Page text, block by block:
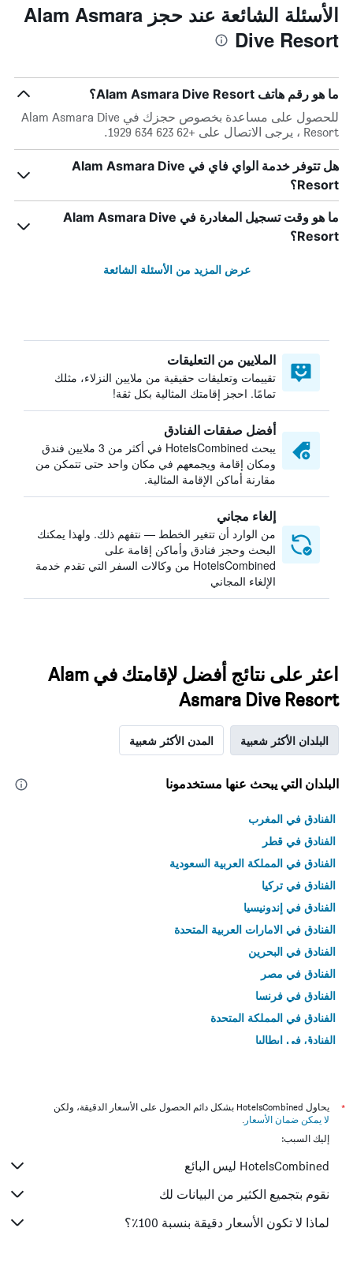
الأسئلة الشائعة عند حجز Alam Asmara
Dive Resort
ما هو رقم هاتف Alam Asmara Dive Resort؟
للحصول على مساعدة بخصوص حجزك في Alam Asmara Dive
Resort ، يرجى الاتصال على +62 623 634 1929.
هل تتوفر خدمة الواي فاي في Alam Asmara Dive
Resort؟
ما هو وقت تسجيل المغادرة في Alam Asmara Dive
Resort؟
عرض المزيد من الأسئلة الشائعة
الملايين من التعليقات
تقييمات وتعليقات حقيقية من ملايين النزلاء، مثلك
تمامًا. احجز إقامتك المثالية بكل ثقة!
أفضل صفقات الفنادق
يبحث HotelsCombined في أكثر من 3 ملايين فندق
ومكان إقامة ويجمعهم في مكان واحد حتى تتمكن من
مقارنة أماكن الإقامة المثالية.
إلغاء مجاني
من الوارد أن تتغير الخطط — نتفهم ذلك. ولهذا يمكنك
البحث وحجز فنادق وأماكن إقامة على
HotelsCombined من وكالات السفر التي تقدم خدمة
الإلغاء المجاني
اعثر على نتائج أفضل لإقامتك في Alam
Asmara Dive Resort
البلدان الأكثر شعبية المدن الأكثر شعبية
البلدان التي يبحث عنها مستخدمونا
الفنادق في المغرب
الفنادق في قطر
الفنادق في المملكة العربية السعودية
الفنادق في تركيا
الفنادق في إندونيسيا
الفنادق في الامارات العربية المتحدة
الفنادق في البحرين
الفنادق في مصر
الفنادق في فرنسا
الفنادق في المملكة المتحدة
الفنادق في إيطاليا
*
يحاول HotelsCombined بشكل دائم الحصول على الأسعار الدقيقة، ولكن
لا يمكن ضمان الأسعار .
إليك السبب:
HotelsCombined ليس البائع
نقوم بتجميع الكثير من البيانات لك
لماذا لا تكون الأسعار دقيقة بنسبة 100٪؟